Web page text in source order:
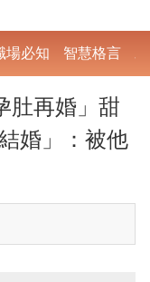
場必知 智慧格言
肚再婚」甜
婚」：被他